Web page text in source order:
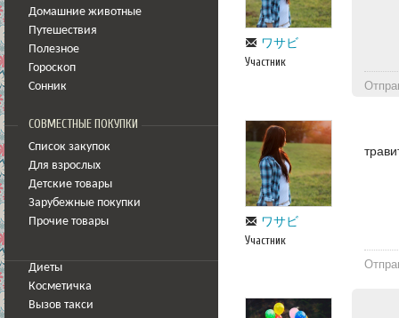
Домашние животные
Путешествия
Полезное
Гороскоп
Сонник
СОВМЕСТНЫЕ ПОКУПКИ
Список закупок
Для взрослых
Детские товары
Зарубежные покупки
Прочие товары
Диеты
Косметичка
Вызов такси
ワサビ
Участник
ワサビ
Участник